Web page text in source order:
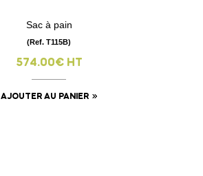
Sac à pain
(Ref. T115B)
574.00€ HT
AJOUTER AU PANIER